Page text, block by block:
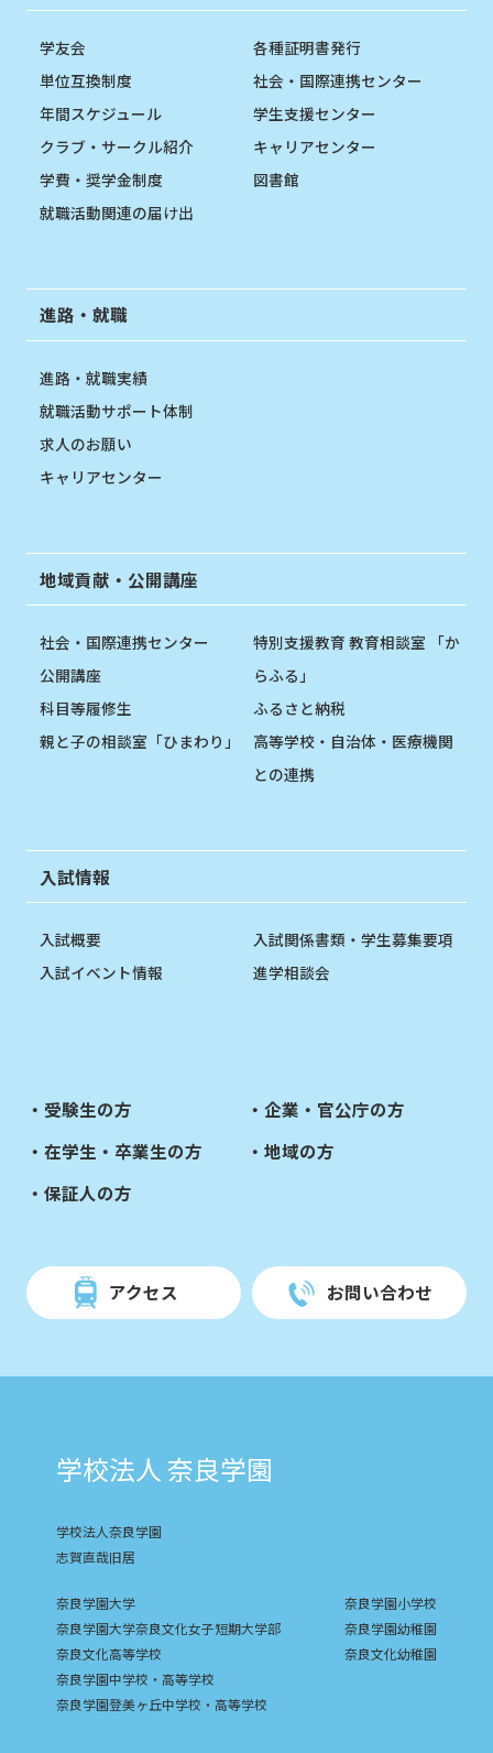
学友会
単位互換制度
年間スケジュール
クラブ・サークル紹介
学費・奨学金制度
就職活動関連の届け出
各種証明書発行
社会・国際連携センター
学生支援センター
キャリアセンター
図書館
進路・就職
進路・就職実績
就職活動サポート体制
求人のお願い
キャリアセンター
地域貢献・公開講座
社会・国際連携センター
公開講座
科目等履修生
親と子の相談室「ひまわり」
特別支援教育 教育相談室 「か
らふる」
ふるさと納税
高等学校・自治体・医療機関
との連携
入試情報
入試概要
入試イベント情報
入試関係書類・学生募集要項
進学相談会
受験生の方
在学生・卒業生の方
保証人の方
企業・官公庁の方
地域の方
アクセス お問い合わせ
学校法人 奈良学園
学校法人奈良学園
志賀直哉旧居
奈良学園大学
奈良学園大学奈良文化女子短期大学部
奈良文化高等学校
奈良学園中学校・高等学校
奈良学園登美ヶ丘中学校・高等学校
奈良学園小学校
奈良学園幼稚園
奈良文化幼稚園